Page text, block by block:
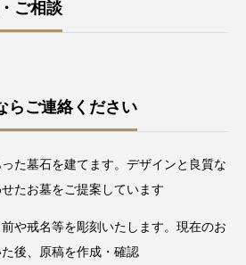
ご相談
らご連絡ください
た墓石を建てます。デザインと良質な
たお墓をご提案しています
や戒名等を彫刻いたします。現在のお
後、原稿を作成・確認